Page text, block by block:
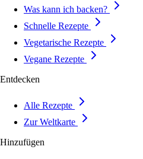
Was kann ich backen?
Schnelle Rezepte
Vegetarische Rezepte
Vegane Rezepte
Entdecken
Alle Rezepte
Zur Weltkarte
Hinzufügen